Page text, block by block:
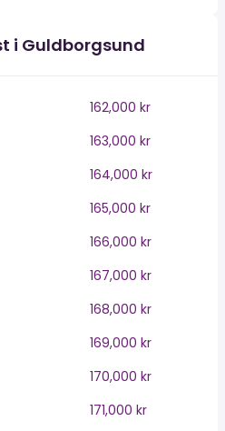
i Guldborgsund
162,000 kr
163,000 kr
164,000 kr
165,000 kr
166,000 kr
167,000 kr
168,000 kr
169,000 kr
170,000 kr
171,000 kr